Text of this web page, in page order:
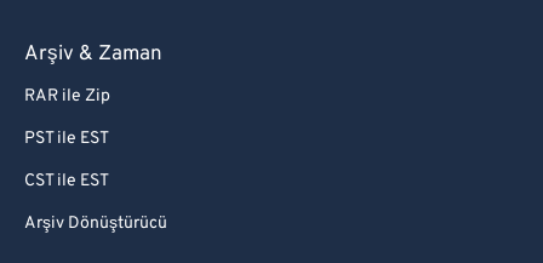
Arşiv & Zaman
RAR ile Zip
PST ile EST
CST ile EST
Arşiv Dönüştürücü